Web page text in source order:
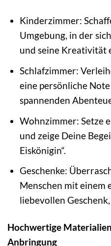
Kinderzimmer:
Umgebung, in der
und seine Kreativität
Schlafzimmer:
eine persönliche
spannenden
Wohnzimmer: Setze
und zeige Deine
Eiskönigin“.
Geschenke:
Menschen mit einem
liebevollen
Hochwertige
Anbringung